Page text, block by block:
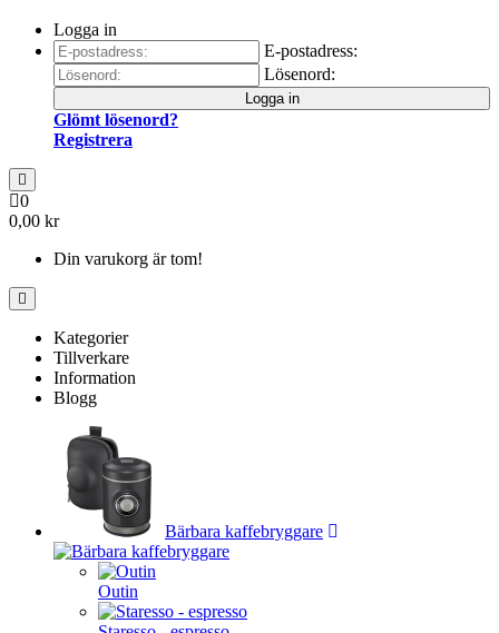
Logga in
E-postadress:
Lösenord:
Logga in
Glömt lösenord?
Registrera
0
0,00 kr
Din varukorg är tom!
Kategorier
Tillverkare
Information
Blogg
Bärbara kaffebryggare
Outin